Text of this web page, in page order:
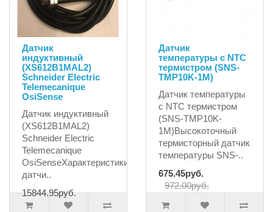
Датчик
индуктивный
(XS612B1MAL2)
Schneider Electric
Telemecanique
OsiSense
Датчик индуктивный
(XS612B1MAL2)
Schneider Electric
Telemecanique
OsiSenseХарактеристики:Длина
датчи..
15844.95руб.
Датчик
температуры с NTC
термистром (SNS-
TMP10K-1M)
Датчик температуры
с NTC термистром
(SNS-TMP10K-
1M)Высокоточный
термисторный датчик
температуры SNS-..
675.45руб.
972.00руб.